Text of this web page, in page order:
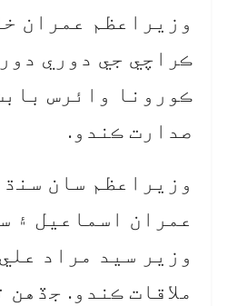
وزيراعظم عمران
ڪراچي جي دوري
ڪورونا وائرس
صدارت ڪندو.
وزيراعظم سان سنڌ
عمران اسماعيل ۽
وزير سيد مراد
ملاقات ڪندو. جڏهن